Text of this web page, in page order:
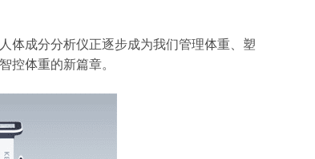
体成分分析仪正逐步成为我们管理体重、塑
体重的新篇章。